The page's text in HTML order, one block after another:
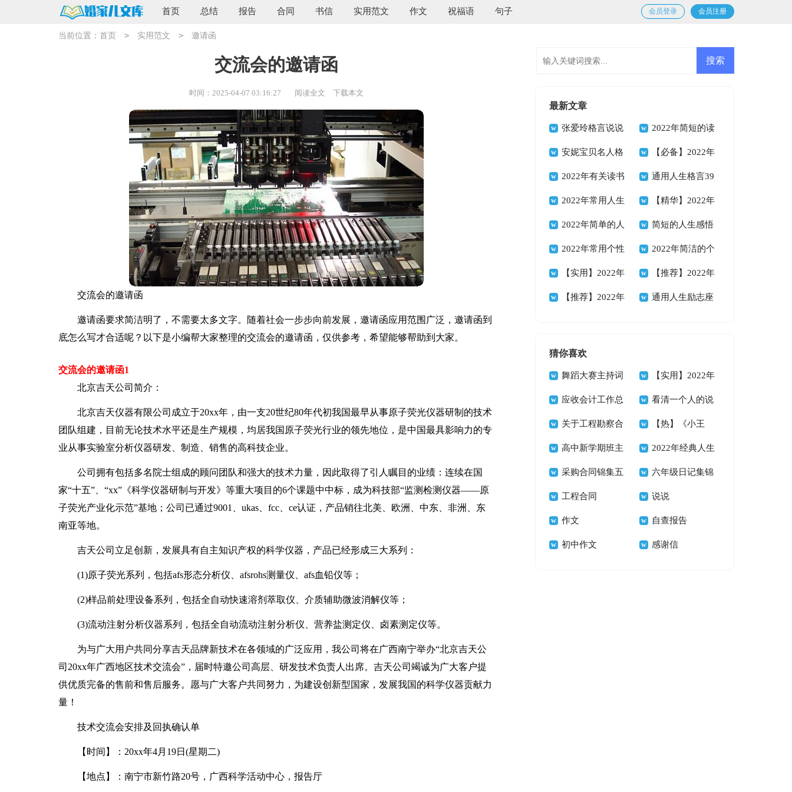
首页 总结 报告 合同 书信 实用范文 作文 祝福语 句子 会员登录 会员注册
当前位置： 首页 > 实用范文 > 邀请函
交流会的邀请函
时间：2025-04-07 03:16:27 阅读全文 下载本文
交流会的邀请函
邀请函要求简洁明了，不需要太多文字。随着社会一步步向前发展，邀请函应用范围广泛，邀请函到
底怎么写才合适呢？以下是小编帮大家整理的交流会的邀请函，仅供参考，希望能够帮助到大家。
交流会的邀请函1
北京吉天公司简介：
北京吉天仪器有限公司成立于20xx年，由一支20世纪80年代初我国最早从事原子荧光仪器研制的技术
团队组建，目前无论技术水平还是生产规模，均居我国原子荧光行业的领先地位，是中国最具影响力的专
业从事实验室分析仪器研发、制造、销售的高科技企业。
公司拥有包括多名院士组成的顾问团队和强大的技术力量，因此取得了引人瞩目的业绩：连续在国
家“十五”、“xx”《科学仪器研制与开发》等重大项目的6个课题中中标，成为科技部“监测检测仪器——原
子荧光产业化示范”基地；公司已通过9001、ukas、fcc、ce认证，产品销往北美、欧洲、中东、非洲、东
南亚等地。
吉天公司立足创新，发展具有自主知识产权的科学仪器，产品已经形成三大系列：
(1)原子荧光系列，包括afs形态分析仪、afsrohs测量仪、afs血铅仪等；
(2)样品前处理设备系列，包括全自动快速溶剂萃取仪、介质辅助微波消解仪等；
(3)流动注射分析仪器系列，包括全自动流动注射分析仪、营养盐测定仪、卤素测定仪等。
为与广大用户共同分享吉天品牌新技术在各领域的广泛应用，我公司将在广西南宁举办“北京吉天公
司20xx年广西地区技术交流会”，届时特邀公司高层、研发技术负责人出席。吉天公司竭诚为广大客户提
供优质完备的售前和售后服务。愿与广大客户共同努力，为建设创新型国家，发展我国的科学仪器贡献力
量！
技术交流会安排及回执确认单
【时间】：20xx年4月19日(星期二)
【地点】：南宁市新竹路20号，广西科学活动中心，报告厅
最新文章
张爱玲格言说说
汇总100句精选
2022年简短的读
书的格言汇编54句
安妮宝贝名人格
言说说（通用90
句）
【必备】2022年
励志座右铭合集68
句
2022年有关读书
的格言合集84句
通用人生格言39
句
2022年常用人生
格言警句锦集40句
【精华】2022年
人生格言座右铭集合
95句
2022年简单的人
生励志座右铭锦集
88条
简短的人生感悟
格言66句
2022年常用个性
人生格言集锦38条
2022年简洁的个
性人生格言集合56
句
【实用】2022年
人生格言警句摘录
【推荐】2022年
励志座右铭汇编94
【推荐】2022年 通用人生励志座
猜你喜欢
舞蹈大赛主持词
14篇
【实用】2022年
悲伤唯美句子集合
39条
应收会计工作总
结
看清一个人的说
说
关于工程勘察合
同
【热】《小王
子》读书心得
高中新学期班主
任工作计划
2022年经典人生
唯美的句子汇总66
句
采购合同锦集五
篇
六年级日记集锦
15篇
工程合同 说说
作文 自查报告
初中作文 感谢信